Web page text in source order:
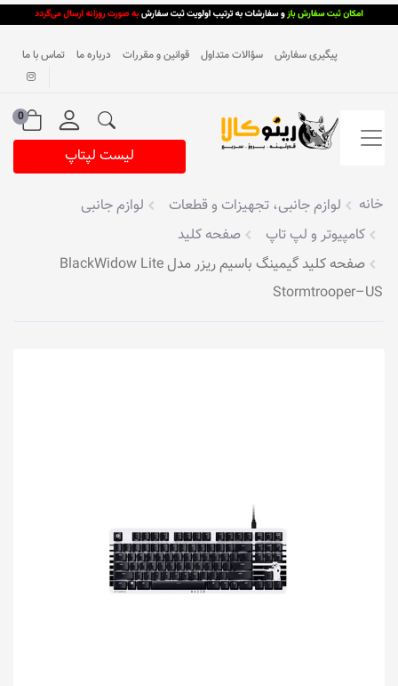
پیگیری سفارش سؤالات متداول قوانین و مقررات درباره ما تماس با ما
0
لیست لپتاپ
خانه لوازم جانبی، تجهیزات و قطعات
لوازم جانبی
کامپیوتر و لپ تاپ
صفحه کلید
صفحه کلید گیمینگ باسیم ریزر مدل BlackWidow Lite
Stormtrooper–US